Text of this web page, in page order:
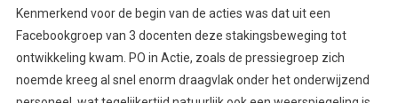
Kenmerkend voor de begin van de acties was dat uit een
Facebookgroep van 3 docenten deze stakingsbeweging tot
ontwikkeling kwam. PO in Actie, zoals de pressiegroep zich
noemde kreeg al snel enorm draagvlak onder het onderwijzend